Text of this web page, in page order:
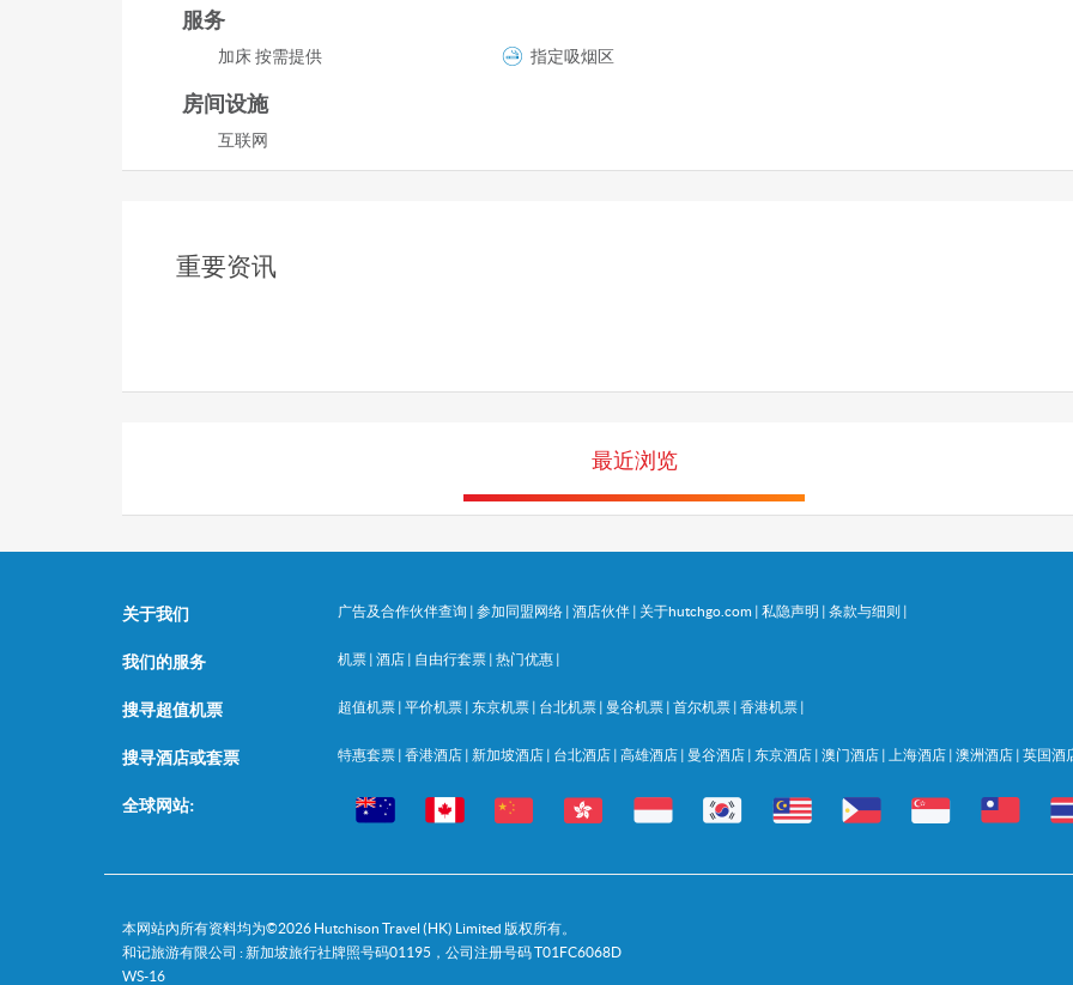
服务
加床 按需提供 指定吸烟区
房间设施
互联网
重要资讯
最近浏览
关于我们 广告及合作伙伴查询 | 参加同盟网络 | 酒店伙伴 | 关于hutchgo.com | 私隐声明 | 条款与细则 |
我们的服务 机票 | 酒店 | 自由行套票 | 热门优惠 |
搜寻超值机票 超值机票 | 平价机票 | 东京机票 | 台北机票 | 曼谷机票 | 首尔机票 | 香港机票 |
搜寻酒店或套票 特惠套票 | 香港酒店 | 新加坡酒店 | 台北酒店 | 高雄酒店 | 曼谷酒店 | 东京酒店 | 澳门酒店 | 上海酒店 | 澳洲酒店 | 英国酒
全球网站:
本网站內所有资料均为©2026 Hutchison Travel (HK) Limited 版权所有。
和记旅游有限公司 : 新加坡旅行社牌照号码01195，公司注册号码 T01FC6068D
WS-16